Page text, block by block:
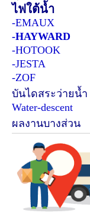
ไฟใต้น้ำ
-EMAUX
-HAYWARD
-HOTOOK
-JESTA
-ZOF
บันไดสระว่ายน้ำ
Water-descent
ผลงานบางส่วน